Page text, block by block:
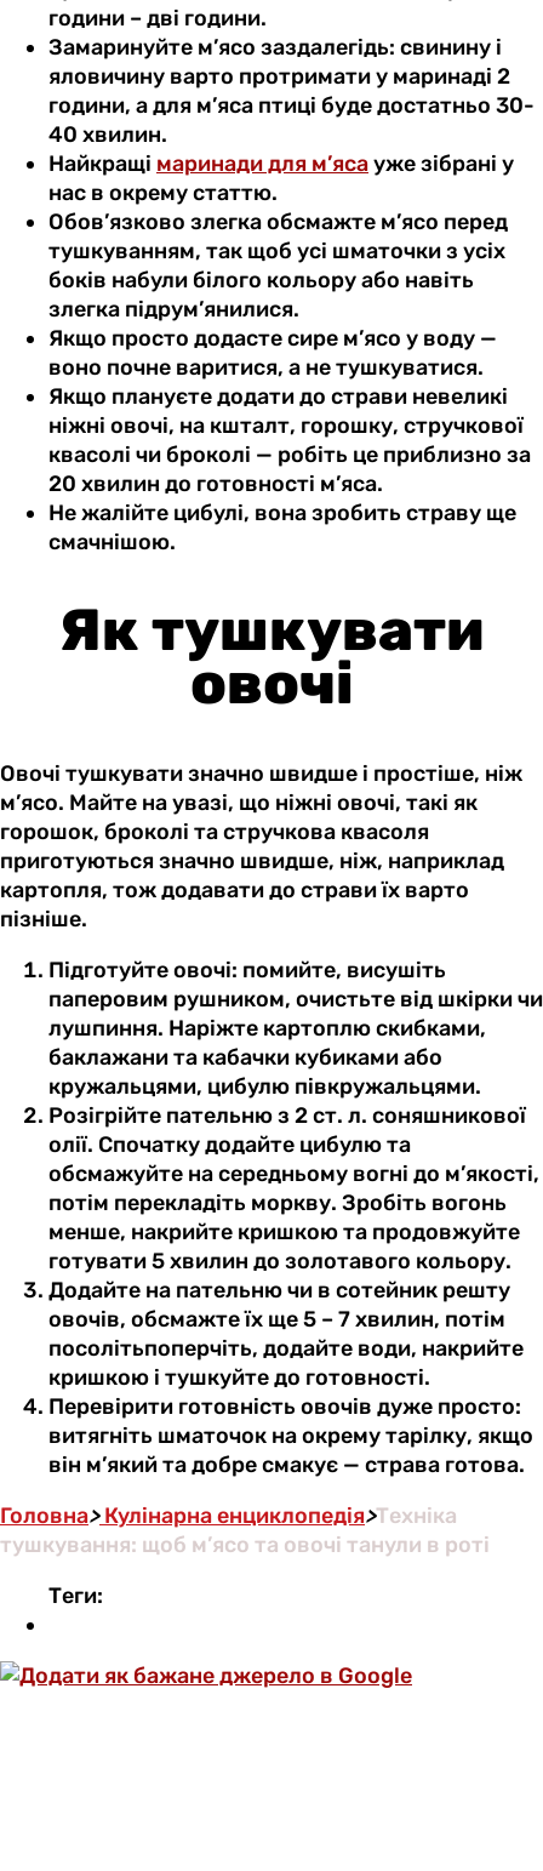
години – дві години.
Замаринуйте м’ясо заздалегідь: свинину і
яловичину варто протримати у маринаді 2
години, а для м’яса птиці буде достатньо 30-
40 хвилин.
Найкращі маринади для м’ясауже зібрані у
нас в окрему статтю.
Обов’язково злегка обсмажте м’ясо перед
тушкуванням, так щоб усі шматочки з усіх
боків набули білого кольору або навіть
злегка підрум’янилися.
Якщо просто додасте сире м’ясо у воду —
воно почне варитися, а не тушкуватися.
Якщо плануєте додати до страви невеликі
ніжні овочі, на кшталт, горошку, стручкової
квасолі чи броколі — робіть це приблизно за
20 хвилин до готовності м’яса.
Не жалійте цибулі, вона зробить страву ще
смачнішою.
Як тушкувати
овочі
Овочі тушкувати значно швидше і простіше, ніж
м’ясо. Майте на увазі, що ніжні овочі, такі як
горошок, броколі та стручкова квасоля
приготуються значно швидше, ніж, наприклад
картопля, тож додавати до страви їх варто
пізніше.
Підготуйте овочі: помийте, висушіть
паперовим рушником, очистьте від шкірки чи
лушпиння. Наріжте картоплю скибками,
баклажани та кабачки кубиками або
кружальцями, цибулю півкружальцями.
Розігрійте пательню з 2 ст. л. соняшникової
олії. Спочатку додайте цибулю та
обсмажуйте на середньому вогні до м’якості,
потім перекладіть моркву. Зробіть вогонь
менше, накрийте кришкою та продовжуйте
готувати 5 хвилин до золотавого кольору.
Додайте на пательню чи в сотейник решту
овочів, обсмажте їх ще 5 – 7 хвилин, потім
посолітьпоперчіть, додайте води, накрийте
кришкою і тушкуйте до готовності.
Перевірити готовність овочів дуже просто:
витягніть шматочок на окрему тарілку, якщо
він м’який та добре смакує — страва готова.
Головна>Кулінарна енциклопедія>Техніка
тушкування: щоб м’ясо та овочі танули в роті
Теги: